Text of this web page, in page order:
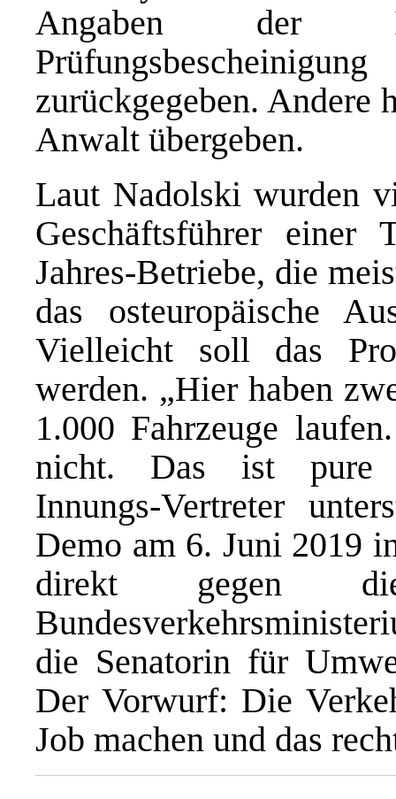
Angaben der
zurückgegeben. Andere
Anwalt übergeben.
Laut Nadolski wurden
Geschäftsführer einer
Jahres-Betriebe, die
das osteuropäische
Vielleicht soll das
werden. „Hier haben
1.000 Fahrzeuge
nicht. Das ist pure
Innungs-Vertreter
Demo am 6. Juni 2019
direkt gegen
die Senatorin für
Der Vorwurf: Die
Job machen und das